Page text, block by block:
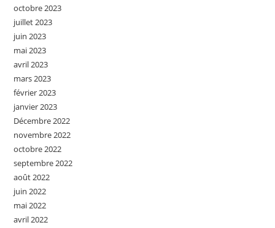
octobre 2023
juillet 2023
juin 2023
mai 2023
avril 2023
mars 2023
février 2023
janvier 2023
Décembre 2022
novembre 2022
octobre 2022
septembre 2022
août 2022
juin 2022
mai 2022
avril 2022